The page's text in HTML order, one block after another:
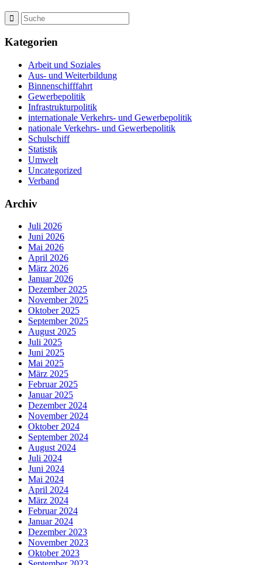
Kategorien
Arbeit und Soziales
Aus- und Weiterbildung
Binnenschifffahrt
Gewerbepolitik
Infrastrukturpolitik
internationale Verkehrs- und Gewerbepolitik
nationale Verkehrs- und Gewerbepolitik
Schulschiff
Statistik
Umwelt
Uncategorized
Verband
Archiv
Juli 2026
Juni 2026
Mai 2026
April 2026
März 2026
Januar 2026
Dezember 2025
November 2025
Oktober 2025
September 2025
August 2025
Juli 2025
Juni 2025
Mai 2025
März 2025
Februar 2025
Januar 2025
Dezember 2024
November 2024
Oktober 2024
September 2024
August 2024
Juli 2024
Juni 2024
Mai 2024
April 2024
März 2024
Februar 2024
Januar 2024
Dezember 2023
November 2023
Oktober 2023